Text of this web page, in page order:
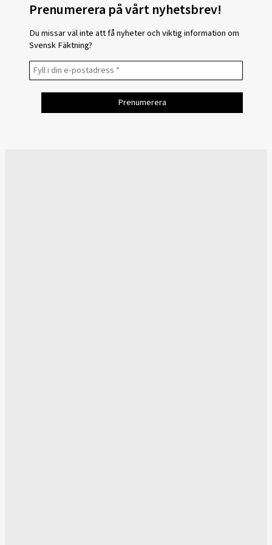
Prenumerera på vårt nyhetsbrev!
Du missar väl inte att få nyheter och viktig information om
Svensk Fäktning?